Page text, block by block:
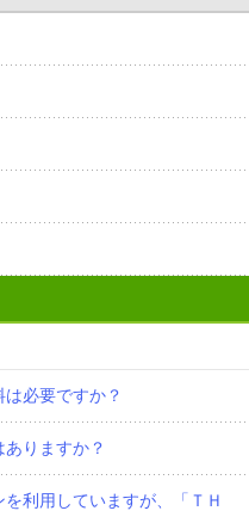
必要ですか？
りますか？
利用していますが、「ＴＨ